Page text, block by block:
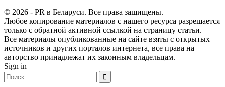
© 2026 - PR в Беларуси. Все права защищены.
Любое копирование материалов с нашего ресурса разрешается
только с обратной активной ссылкой на страницу статьи.
Все материалы опубликованные на сайте взяты с открытых
источников и других порталов интернета, все права на
авторство принадлежат их законным владельцам.
Sign in